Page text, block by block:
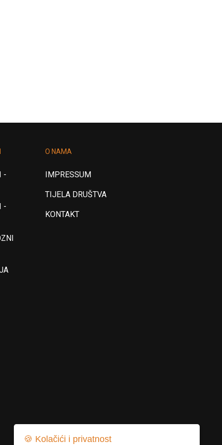
-
-
O NAMA
IMPRESSUM
TIJELA DRUŠTVA
KONTAKT
🍪 Kolačići i privatnost